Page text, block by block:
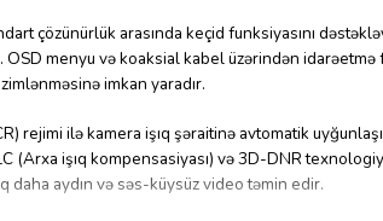
çözünürlük arasında keçid funksiyasını
OSD menyu və koaksial kabel üzərindən idarəetmə
imkan yaradır.
rejimi ilə kamera işıq şəraitinə avtomatik
(Arxa işıq kompensasiyası) və 3D-DNR
daha aydın və səs-küysüz video təmin edir.